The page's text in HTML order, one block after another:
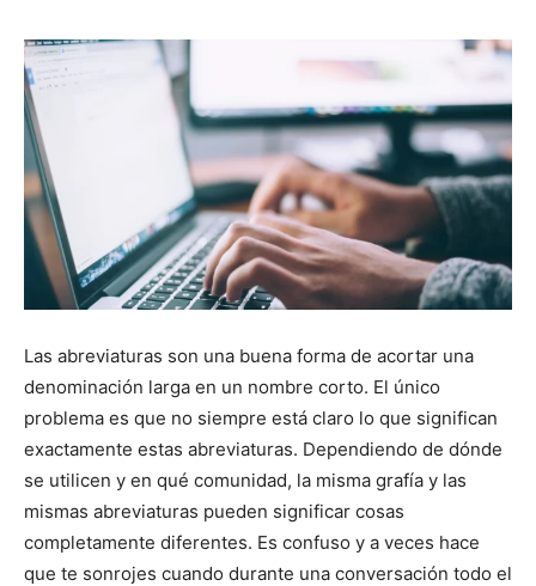
Las abreviaturas son una buena forma de acortar una
denominación larga en un nombre corto. El único
problema es que no siempre está claro lo que significan
exactamente estas abreviaturas. Dependiendo de dónde
se utilicen y en qué comunidad, la misma grafía y las
mismas abreviaturas pueden significar cosas
completamente diferentes. Es confuso y a veces hace
que te sonrojes cuando durante una conversación todo el